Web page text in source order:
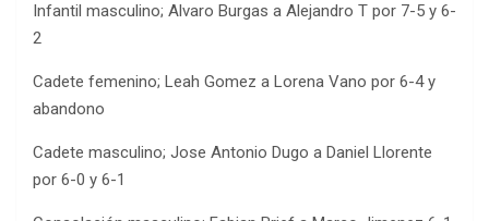
Infantil masculino; Alvaro Burgas a Alejandro T por 7-5 y 6-
2
Cadete femenino; Leah Gomez a Lorena Vano por 6-4 y
abandono
Cadete masculino; Jose Antonio Dugo a Daniel Llorente
por 6-0 y 6-1